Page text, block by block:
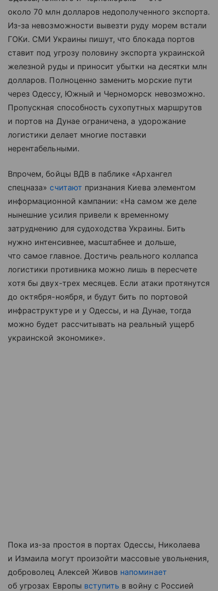
около 70 млн долларов недополученного экспорта.
Из-за невозможности вывезти руду морем встали
ГОКи. СМИ Украины пишут, что блокада портов
ставит под угрозу половину экспорта украинской
железной руды и приносит убытки на десятки млн
долларов. Полноценно заменить морские пути
через Одессу, Южный и Черноморск невозможно.
Пропускная способность сухопутных маршрутов
и портов на Дунае ограничена, а удорожание
логистики делает многие поставки
нерентабельными.
Впрочем, бойцы ВДВ в паблике «Архангел
спецназа» считают признания Киева элементом
информационной кампании: «На самом же деле
нынешние усилия привели к временному
затруднению для судоходства Украины. Бить
нужно интенсивнее, масштабнее и дольше,
что самое главное. Достичь реального коллапса
логистики противника можно лишь в пересчете
хотя бы двух-трех месяцев. Если атаки протянутся
до октября-ноября, и будут бить по портовой
инфраструктуре и у Одессы, и на Дунае, тогда
можно будет рассчитывать на реальный ущерб
украинской экономике».
Пока из-за простоя в портах Одессы, Николаева
и Измаила могут произойти массовые увольнения,
доброволец Алексей Живов напоминает
об угрозах Европы вступить в войну с Россией